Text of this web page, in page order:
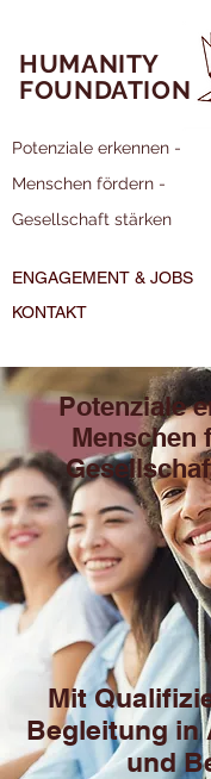
Potenziale erkennen -
Menschen fördern -
Gesellschaft stärken
HUMANITY
FOUNDATION
ENGAGEMENT & JOBS
KONTAKT
Potenziale
Menschen
Mit
Begleitung in
und